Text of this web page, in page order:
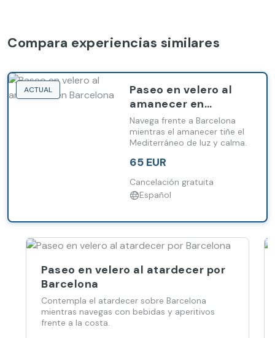
Compara experiencias similares
ACTUAL
Paseo en velero al
amanecer en
Barcelona
Navega frente a Barcelona
mientras el amanecer tiñe el
Mediterráneo de luz y calma.
65 EUR
Cancelación gratuita
Español
Paseo en velero al atardecer por
Barcelona
Contempla el atardecer sobre Barcelona
mientras navegas con bebidas y aperitivos
frente a la costa.